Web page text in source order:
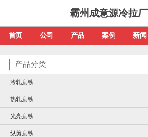
霸州成意源冷拉厂
首页 公司 产品 案例 新闻
产品分类
冷轧扁铁
热轧扁铁
光亮扁铁
纵剪扁铁